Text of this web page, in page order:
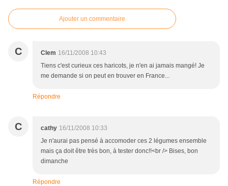
Ajouter un commentaire
C Clem 16/11/2008 10:43
Tiens c'est curieux ces haricots, je n'en ai jamais mangé! Je
me demande si on peut en trouver en France...
Répondre
C cathy 16/11/2008 10:33
Je n'aurai pas pensé à accomoder ces 2 légumes ensemble
mais ça doit être très bon, à tester donc!!<br /> Bises, bon
dimanche
Répondre